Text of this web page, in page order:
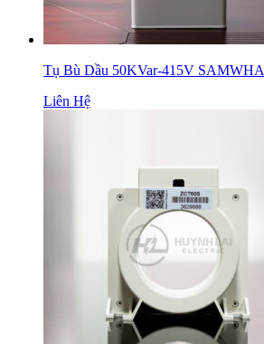
Tụ Bù Dầu 50KVar-415V SAMWHA
Liên Hệ